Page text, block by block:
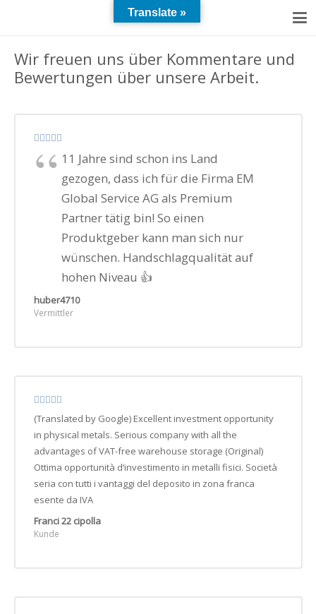
Wir freuen uns über Kommentare und
Bewertungen über unsere Arbeit.
11 Jahre sind schon ins Land
gezogen, dass ich für die Firma EM
Global Service AG als Premium
Partner tätig bin! So einen
Produktgeber kann man sich nur
wünschen. Handschlagqualität auf
hohen Niveau 👍
huber4710
Vermittler
(Translated by Google) Excellent investment opportunity
in physical metals. Serious company with all the
advantages of VAT-free warehouse storage (Original)
Ottima opportunità d‘investimento in metalli fisici. Società
seria con tutti i vantaggi del deposito in zona franca
esente da IVA
Franci 22 cipolla
Kunde
Translate »